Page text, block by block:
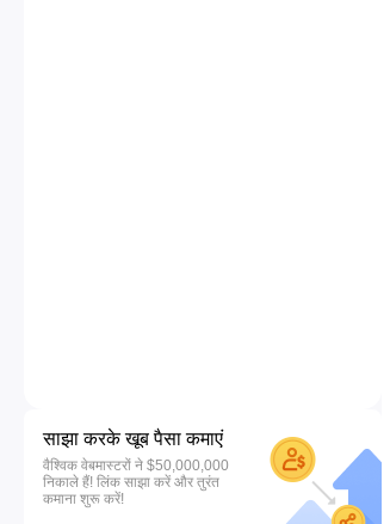
साझा करके खूब पैसा कमाएं
वैश्विक वेबमास्टरों ने $50,000,000
निकाले हैं! लिंक साझा करें और तुरंत
कमाना शुरू करें!